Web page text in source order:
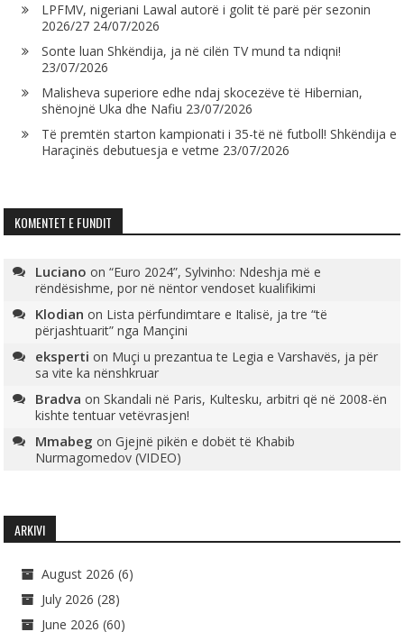
LPFMV, nigeriani Lawal autorë i golit të parë për sezonin
2026/27 24/07/2026
Sonte luan Shkëndija, ja në cilën TV mund ta ndiqni!
23/07/2026
Malisheva superiore edhe ndaj skocezëve të Hibernian,
shënojnë Uka dhe Nafiu 23/07/2026
Të premtën starton kampionati i 35-të në futboll! Shkëndija e
Haraçinës debutuesja e vetme 23/07/2026
KOMENTET E FUNDIT
Luciano on“Euro 2024”, Sylvinho: Ndeshja më e
rëndësishme, por në nëntor vendoset kualifikimi
Klodian on Lista përfundimtare e Italisë, ja tre “të
përjashtuarit” nga Mançini
eksperti on Muçi u prezantua te Legia e Varshavës, ja për
sa vite ka nënshkruar
Bradva onSkandali në Paris, Kultesku, arbitri që në 2008-ën
kishte tentuar vetëvrasjen!
Mmabeg onGjejnë pikën e dobët të Khabib
Nurmagomedov (VIDEO)
ARKIVI
August 2026 (6)
July 2026 (28)
June 2026 (60)